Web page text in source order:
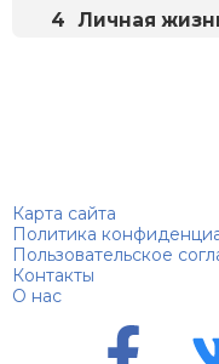
Личная
Карта сайта
Политика
Пользовательское
Контакты
О нас